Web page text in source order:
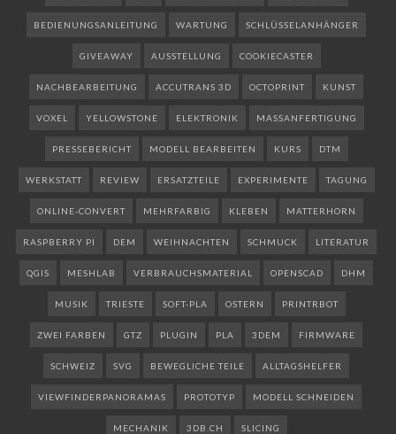
BEDIENUNGSANLEITUNG WARTUNG SCHLÜSSELANHÄNGER
GIVEAWAY AUSSTELLUNG COOKIECASTER
NACHBEARBEITUNG ACCUTRANS 3D OCTOPRINT KUNST
VOXEL YELLOWSTONE ELEKTRONIK MASSANFERTIGUNG
PRESSEBERICHT MODELL BEARBEITEN KURS DTM
WERKSTATT REVIEW ERSATZTEILE EXPERIMENTE TAGUNG
ONLINE-CONVERT MEHRFARBIG KLEBEN MATTERHORN
RASPBERRY PI DEM WEIHNACHTEN SCHMUCK LITERATUR
QGIS MESHLAB VERBRAUCHSMATERIAL OPENSCAD DHM
MUSIK TRIESTE SOFT-PLA OSTERN PRINTRBOT
ZWEI FARBEN GTZ PLUGIN PLA 3DEM FIRMWARE
SCHWEIZ SVG BEWEGLICHE TEILE ALLTAGSHELFER
VIEWFINDERPANORAMAS PROTOTYP MODELL SCHNEIDEN
MECHANIK 3DB.CH SLICING